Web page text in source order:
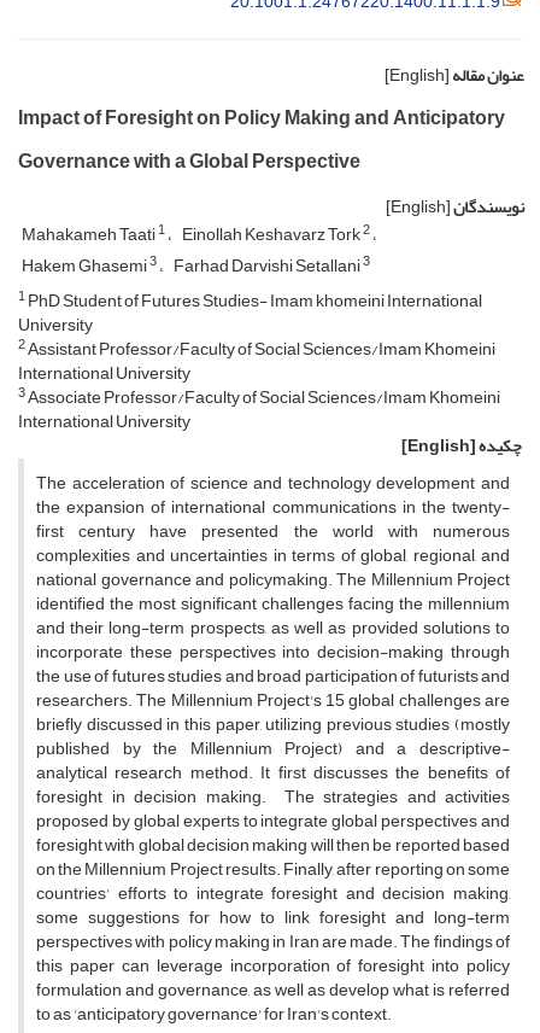
عنوان مقاله[English]
Impact of Foresight on Policy Making and Anticipatory
Governance with a Global Perspective
نویسندگان[English]
Mahakameh Taati1 Einollah Keshavarz Tork2
Hakem Ghasemi3 Farhad Darvishi Setallani3
1PhD Student of Futures Studies- Imam khomeini International
University
2Assistant Professor/Faculty of Social Sciences/Imam Khomeini
International University
3Associate Professor/Faculty of Social Sciences/Imam Khomeini
International University
چکیده[English]
The acceleration of science and technology development and
the expansion of international communications in the twenty-
first century have presented the world with numerous
complexities and uncertainties in terms of global, regional, and
national governance and policymaking. The Millennium Project
identified the most significant challenges facing the millennium
and their long-term prospects, as well as provided solutions to
incorporate these perspectives into decision-making through
the use of futures studies and broad participation of futurists and
researchers. The Millennium Project's 15 global challenges are
briefly discussed in this paper, utilizing previous studies (mostly
published by the Millennium Project) and a descriptive-
analytical research method. It first discusses the benefits of
foresight in decision making. The strategies and activities
proposed by global experts to integrate global perspectives and
foresight with global decision making will then be reported based
on the Millennium Project results. Finally, after reporting on some
countries' efforts to integrate foresight and decision making,
some suggestions for how to link foresight and long-term
perspectives with policy making in Iran are made. The findings of
this paper can leverage incorporation of foresight into policy
formulation and governance, as well as develop what is referred
to as 'anticipatory governance' for Iran's context.